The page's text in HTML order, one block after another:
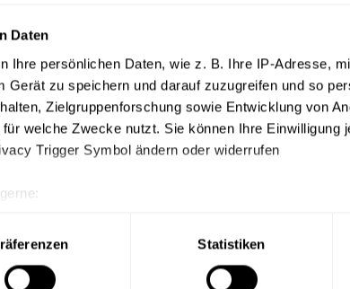
Daten
Ihre persönlichen Daten, wie z. B. Ihre IP-Adresse,
zu speichern und darauf zuzugreifen und so
Zielgruppenforschung sowie Entwicklung von
welche Zwecke nutzt. Sie können Ihre Einwilligung
Trigger Symbol ändern oder widerrufen
bestimmten Merkmalen (Fingerprinting) identifizieren
Daten verarbeitet werden, und legen Sie Ihre
Statistiken